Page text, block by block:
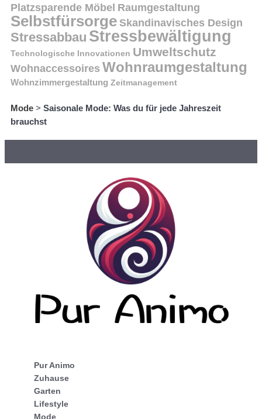
Platzsparende Möbel Raumgestaltung
Selbstfürsorge Skandinavisches Design
Stressabbau Stressbewältigung
Technologische Innovationen Umweltschutz
Wohnaccessoires Wohnraumgestaltung
Wohnzimmergestaltung Zeitmanagement
Mode > Saisonale Mode: Was du für jede Jahreszeit
brauchst
Pur Animo
Zuhause
Garten
Lifestyle
Mode